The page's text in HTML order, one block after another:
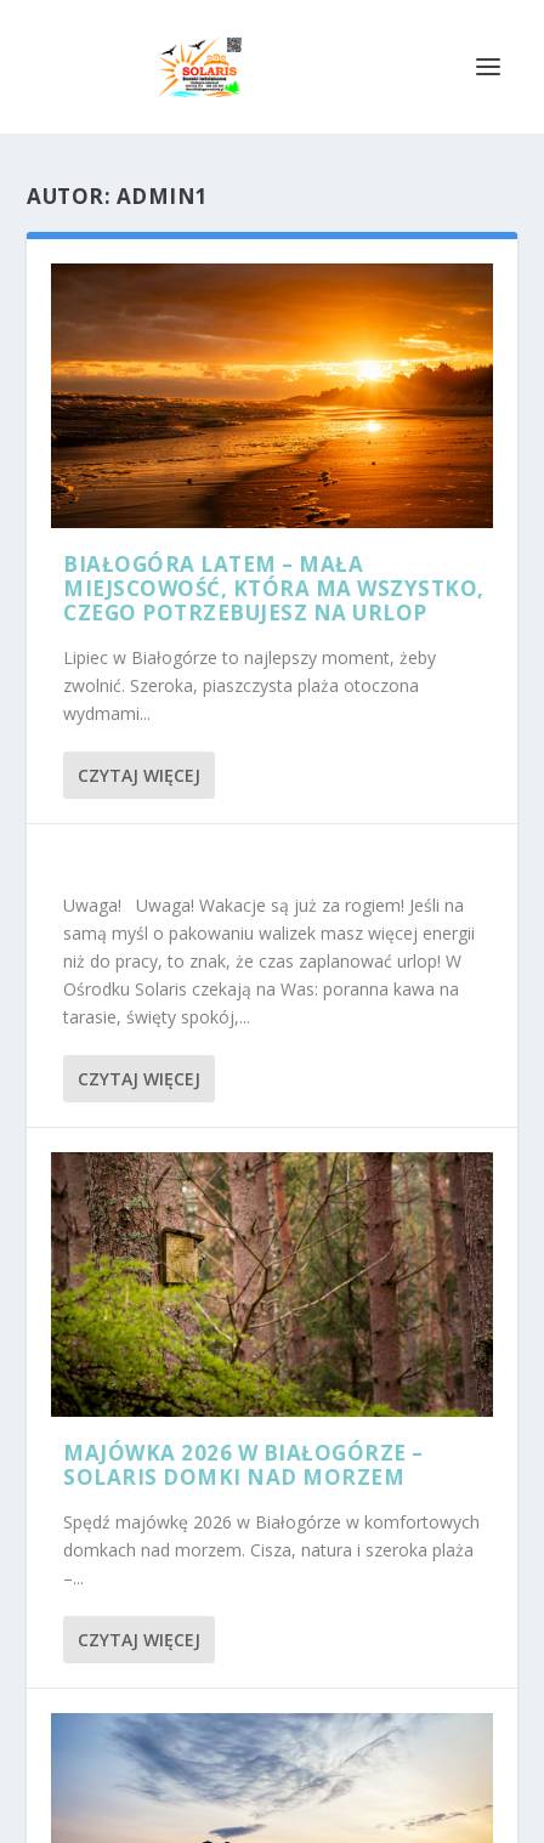
AUTOR: ADMIN1
BIAŁOGÓRA LATEM – MAŁA
MIEJSCOWOŚĆ, KTÓRA MA WSZYSTKO,
CZEGO POTRZEBUJESZ NA URLOP
Lipiec w Białogórze to najlepszy moment, żeby
zwolnić. Szeroka, piaszczysta plaża otoczona
wydmami...
CZYTAJ WIĘCEJ
Uwaga! Uwaga! Wakacje są już za rogiem! Jeśli na
samą myśl o pakowaniu walizek masz więcej energii
niż do pracy, to znak, że czas zaplanować urlop! W
Ośrodku Solaris czekają na Was: poranna kawa na
tarasie, święty spokój,...
CZYTAJ WIĘCEJ
MAJÓWKA 2026 W BIAŁOGÓRZE –
SOLARIS DOMKI NAD MORZEM
Spędź majówkę 2026 w Białogórze w komfortowych
domkach nad morzem. Cisza, natura i szeroka plaża
–...
CZYTAJ WIĘCEJ